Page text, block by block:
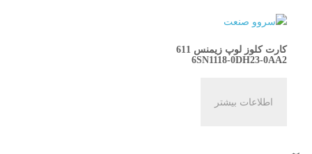
کارت کلوز لوپ زیمنس 611
6SN1118-0DH23-0AA2
اطلاعات بیشتر